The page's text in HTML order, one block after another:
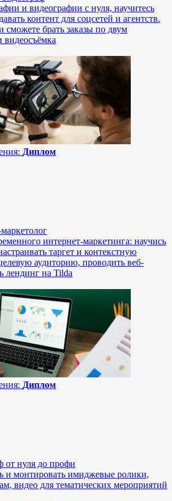
и видеографии с нуля, научитесь
контент для соцсетей и агентств.
сможете брать заказы по двум
видеосъёмка
Диплом
интернет-маркетинга: научись
таргет и контекстную
аудиторию, проводить веб-
лендинг на Tilda
Диплом
от нуля до профи
и монтировать имиджевые ролики,
видео для тематических мероприятий